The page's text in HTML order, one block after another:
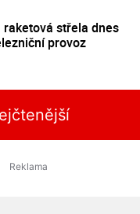
raketová střela dnes
provoz